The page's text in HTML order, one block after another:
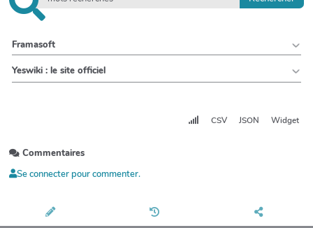
Framasoft
Yeswiki : le site officiel
CSV JSON Widget
Commentaires
Se connecter pour commenter.